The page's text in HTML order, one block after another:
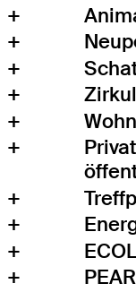
+
+
+
+
+
+
+
+
+
+